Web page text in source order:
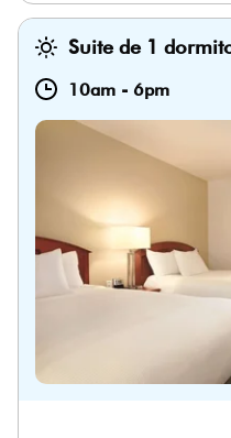
Suite de 1
10am - 6pm